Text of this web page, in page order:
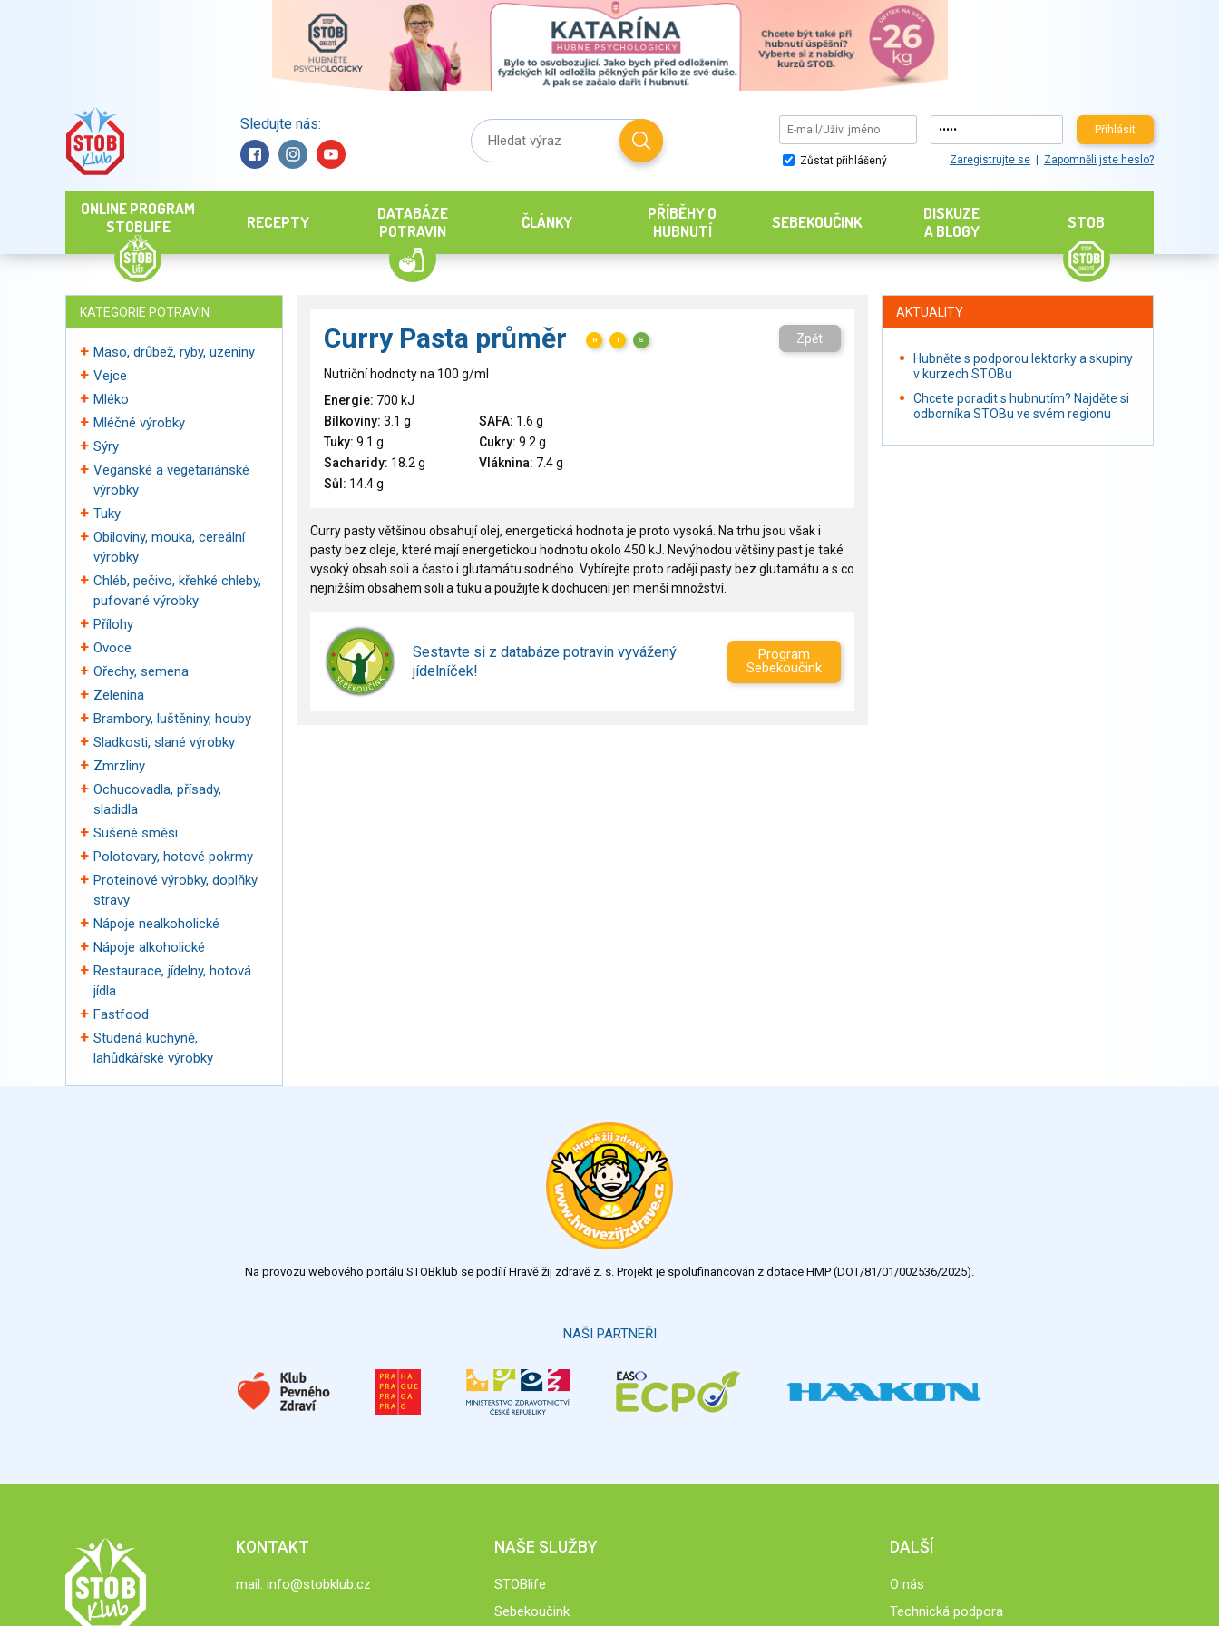
Sledujte nás: Přihlásit
Zůstat přihlášený Zaregistrujte se Zapomněli jste heslo?
ONLINE PROGRAM
STOBLIFE
RECEPTY
DATABÁZE
POTRAVIN
ČLÁNKY
PŘÍBĚHY O
HUBNUTÍ
SEBEKOUČINK
DISKUZE
A BLOGY
STOB
KATEGORIE POTRAVIN
Maso, drůbež, ryby, uzeniny
Vejce
Mléko
Mléčné výrobky
Sýry
Veganské a vegetariánské
výrobky
Tuky
Obiloviny, mouka, cereální
výrobky
Chléb, pečivo, křehké chleby,
pufované výrobky
Přílohy
Ovoce
Ořechy, semena
Zelenina
Brambory, luštěniny, houby
Sladkosti, slané výrobky
Zmrzliny
Ochucovadla, přísady,
sladidla
Sušené směsi
Polotovary, hotové pokrmy
Proteinové výrobky, doplňky
stravy
Nápoje nealkoholické
Nápoje alkoholické
Restaurace, jídelny, hotová
jídla
Fastfood
Studená kuchyně,
lahůdkářské výrobky
Curry Pasta průměr H T S Zpět
Nutriční hodnoty na 100 g/ml
Energie: 700 kJ
Bílkoviny: 3.1 g SAFA: 1.6 g
Tuky: 9.1 g Cukry: 9.2 g
Sacharidy: 18.2 g Vláknina: 7.4 g
Sůl: 14.4 g
Curry pasty většinou obsahují olej, energetická hodnota je proto vysoká. Na trhu jsou však i
pasty bez oleje, které mají energetickou hodnotu okolo 450 kJ. Nevýhodou většiny past je také
vysoký obsah soli a často i glutamátu sodného. Vybírejte proto raději pasty bez glutamátu a s co
nejnižším obsahem soli a tuku a použijte k dochucení jen menší množství.
Sestavte si z databáze potravin vyvážený
jídelníček!
Program
Sebekoučink
AKTUALITY
Hubněte s podporou lektorky a skupiny
v kurzech STOBu
Chcete poradit s hubnutím? Najděte si
odborníka STOBu ve svém regionu
Na provozu webového portálu STOBklub se podílí Hravě žij zdravě z. s. Projekt je spolufinancován z dotace HMP (DOT/81/01/002536/2025).
NAŠI PARTNEŘI
KONTAKT
mail: info@stobklub.cz
NAŠE SLUŽBY
STOBlife
Sebekoučink
DALŠÍ
O nás
Technická podpora